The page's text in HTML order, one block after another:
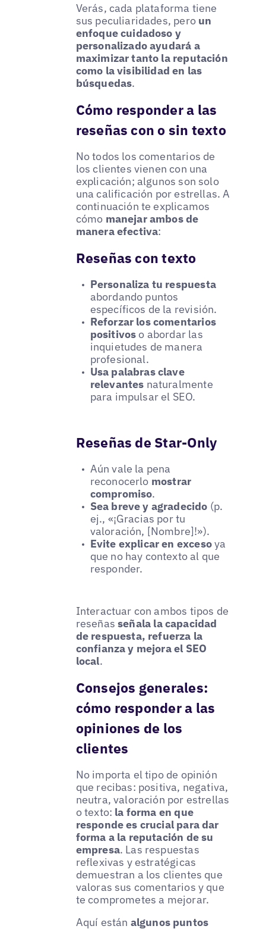
Verás, cada plataforma tiene
sus peculiaridades, pero un
enfoque cuidadoso y
personalizado ayudará a
maximizar tanto la reputación
como la visibilidad en las
búsquedas.
Cómo responder a las
reseñas con o sin texto
No todos los comentarios de
los clientes vienen con una
explicación; algunos son solo
una calificación por estrellas. A
continuación te explicamos
cómo manejar ambos de
manera efectiva:
Reseñas con texto
Personaliza tu respuesta
abordando puntos
específicos de la revisión.
Reforzar los comentarios
positivos o abordar las
inquietudes de manera
profesional.
Usa palabras clave
relevantes naturalmente
para impulsar el SEO.
Reseñas de Star-Only
Aún vale la pena
reconocerlo mostrar
compromiso.
Sea breve y agradecido (p.
ej., «¡Gracias por tu
valoración, [Nombre]!»).
Evite explicar en excesoya
que no hay contexto al que
responder.
Interactuar con ambos tipos de
reseñasseñala la capacidad
de respuesta, refuerza la
confianza y mejora el SEO
local.
Consejos generales:
cómo responder a las
opiniones de los
clientes
No importa el tipo de opinión
que recibas: positiva, negativa,
neutra, valoración por estrellas
o texto: la forma en que
responde es crucial para dar
forma a la reputación de su
empresa. Las respuestas
reflexivas y estratégicas
demuestran a los clientes que
valoras sus comentarios y que
te comprometes a mejorar.
Aquí están algunos puntos